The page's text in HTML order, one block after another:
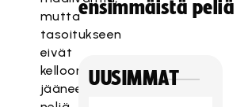
mutta
tasoitukseen
eivät
kelloon
jääneet
ensimmäistä peliä
UUSIMMAT